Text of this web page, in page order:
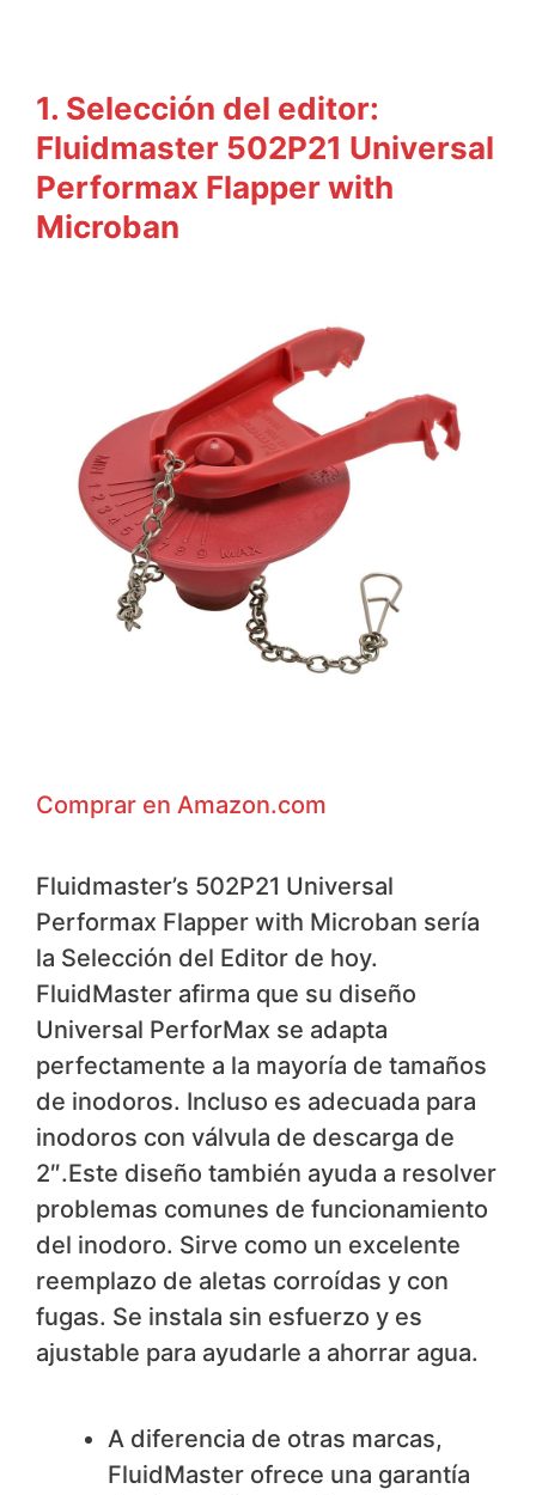
1. Selección del editor:
Fluidmaster 502P21 Universal
Performax Flapper with
Microban
Comprar en Amazon.com
Fluidmaster’s 502P21 Universal
Performax Flapper with Microban sería
la Selección del Editor de hoy.
FluidMaster afirma que su diseño
Universal PerforMax se adapta
perfectamente a la mayoría de tamaños
de inodoros. Incluso es adecuada para
inodoros con válvula de descarga de
2″.Este diseño también ayuda a resolver
problemas comunes de funcionamiento
del inodoro. Sirve como un excelente
reemplazo de aletas corroídas y con
fugas. Se instala sin esfuerzo y es
ajustable para ayudarle a ahorrar agua.
A diferencia de otras marcas,
FluidMaster ofrece una garantía